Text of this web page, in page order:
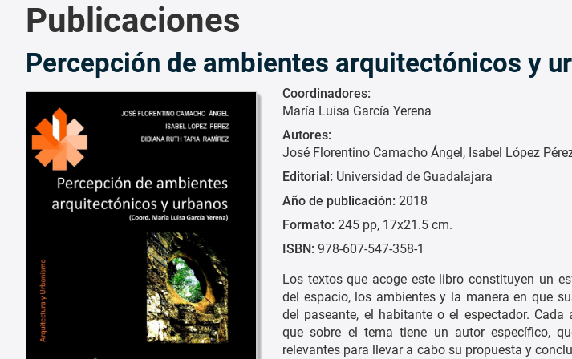
Publicaciones
Percepción de ambientes arquitectónicos y
Coordinadores:
María Luisa García Yerena
Autores:
José Florentino Camacho Ángel Isabel López
Editorial: Universidad de Guadalajara
Año de publicación: 2018
Formato: 245 pp, 17x21.5 cm.
ISBN: 978-607-547-358-1
Los textos que acoge este libro constituyen un
del espacio, los ambientes y la manera en que
del paseante, el habitante o el espectador.
que sobre el tema tiene un autor específico,
relevantes para llevar a cabo su propuesta y